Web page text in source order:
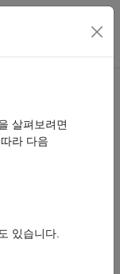
용 사례의 개발과
비행기, 로봇, UAV
박스에서 제공하는
경을 모니터링할 수
살펴보려면
라 다음
있습니다.